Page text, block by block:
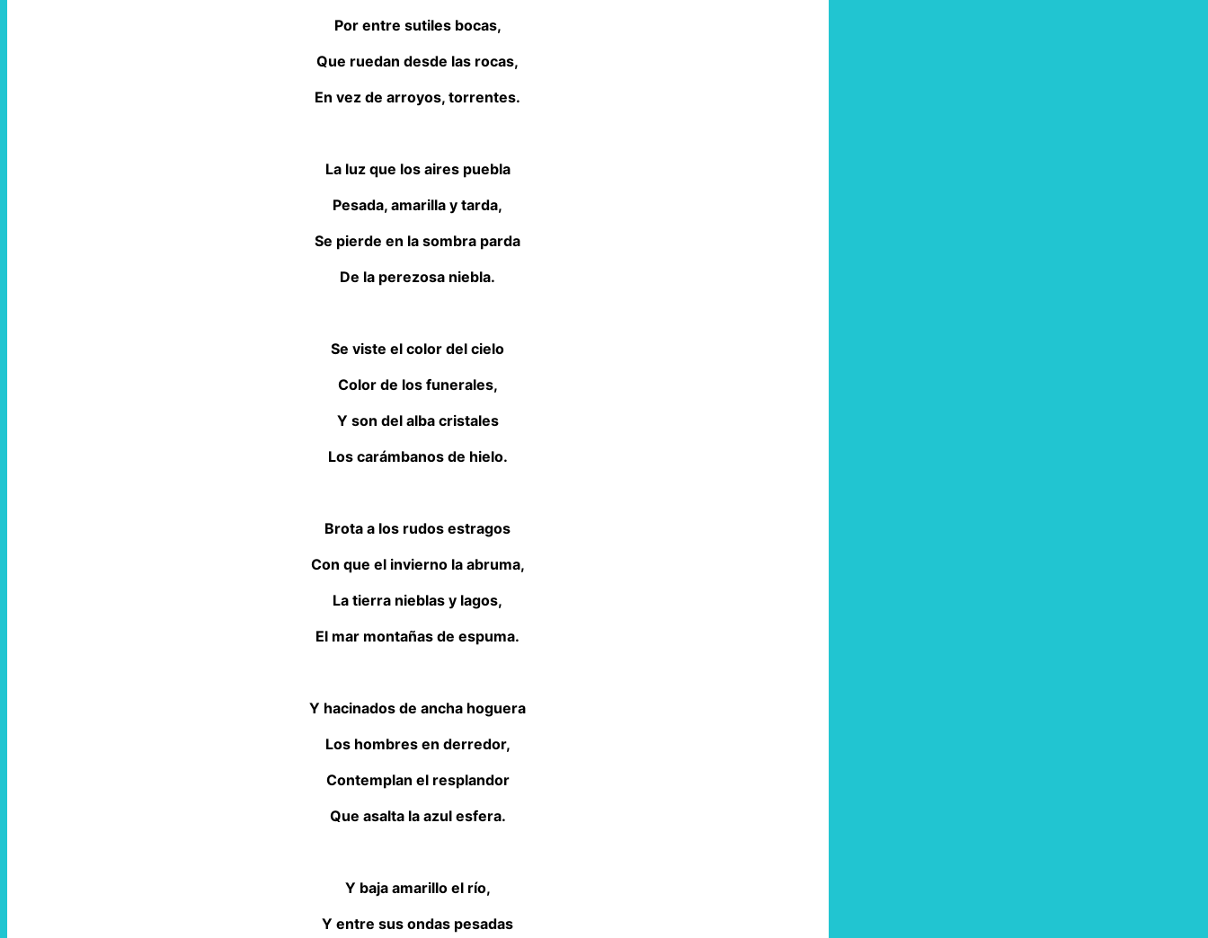
Por entre sutiles bocas,
Que ruedan desde las rocas,
En vez de arroyos, torrentes.
La luz que los aires puebla
Pesada, amarilla y tarda,
Se pierde en la sombra parda
De la perezosa niebla.
Se viste el color del cielo
Color de los funerales,
Y son del alba cristales
Los carámbanos de hielo.
Brota a los rudos estragos
Con que el invierno la abruma,
La tierra nieblas y lagos,
El mar montañas de espuma.
Y hacinados de ancha hoguera
Los hombres en derredor,
Contemplan el resplandor
Que asalta la azul esfera.
Y baja amarillo el río,
Y entre sus ondas pesadas